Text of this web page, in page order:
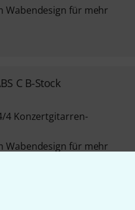
Wabendesign für mehr
C B-Stock
4 Konzertgitarren-
Wabendesign für mehr